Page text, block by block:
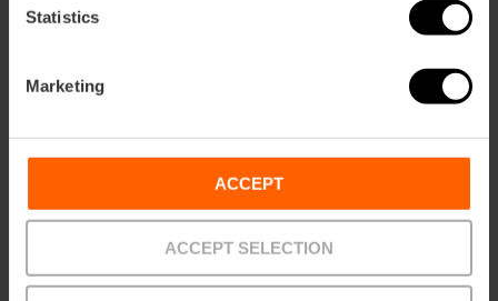
Statistics
Marketing
ACCEPT
ACCEPT SELECTION
Ein weiteres Beispiel für die Herstellung von Süßigkeiten in
verbunden war, das aber über dieses Datum hinausgeht
und das ganze Jahr über erhältlich ist. Es sieht aus wie ein
feine, köstliche Krume. Er passt hervorragend zu